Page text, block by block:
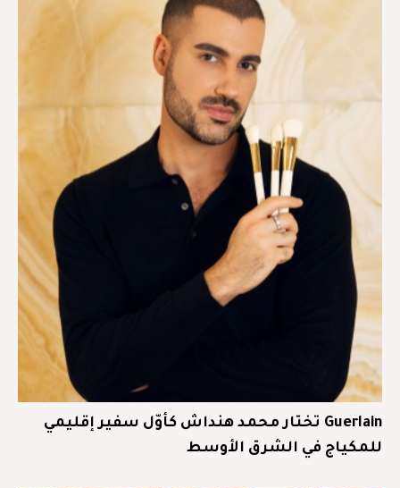
Guerlain تختار محمد هنداش كأوّل سفير إقليمي
للمكياج في الشرق الأوسط